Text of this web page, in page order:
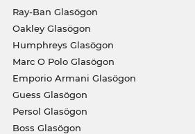
Ray-Ban Glasögon
Oakley Glasögon
Humphreys Glasögon
Marc O Polo Glasögon
Emporio Armani Glasögon
Guess Glasögon
Persol Glasögon
Boss Glasögon